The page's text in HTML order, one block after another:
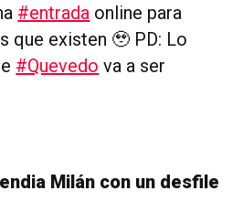
#entrada online para
que existen 🥹 PD: Lo
#Quevedo va a ser
Milán con un desfile